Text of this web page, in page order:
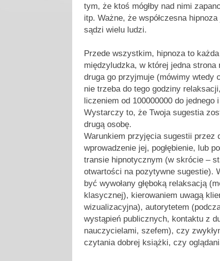
tym, że ktoś mógłby nad nimi
itp. Ważne, że współczesna
sądzi wielu ludzi.
Przede wszystkim, hipnoza to
międzyludzka, w której jedna strona
druga go przyjmuje (mówimy wtedy
nie trzeba do tego godziny
liczeniem od 100000000 do jednego
Wystarczy to, że Twoja sugestia
drugą osobę.
Warunkiem przyjęcia sugestii przez
wprowadzenie jej, pogłębienie, lub
transie hipnotycznym (w skrócie –
otwartości na pozytywne sugestie).
być wywołany głęboką relaksacją
klasycznej), kierowaniem uwagą
wizualizacyjna), autorytetem
wystąpień publicznych, kontaktu z
nauczycielami, szefem), czy
czytania dobrej książki, czy